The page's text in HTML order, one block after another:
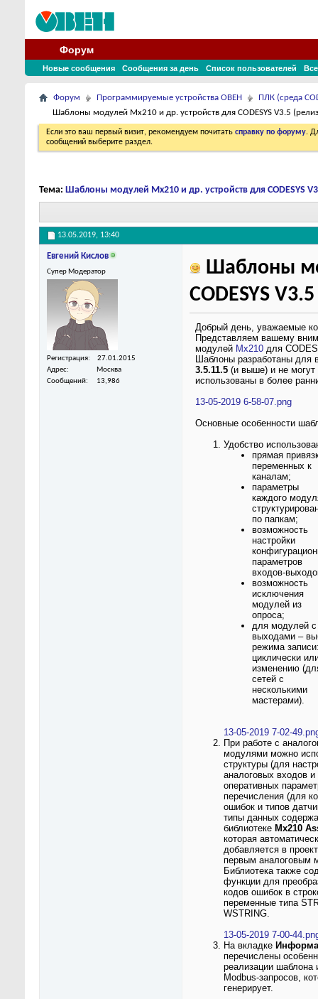
Форум
Новые сообщения Сообщения за день Список пользователей
Форум Программируемые устройства ОВЕН
ПЛК (среда
Шаблоны модулей Mx210 и др. устройств для CODESYS V3.5
Если это ваш первый визит, рекомендуем почитать справку по форуму.
сообщений выберите раздел.
Тема: Шаблоны модулей Mx210 и др. устройств для CODESYS
13.05.2019, 13:40
Евгений Кислов
Супер Модератор
Регистрация
27.01.2015
Адрес
Москва
Сообщений
13,986
Шаблоны
CODESYS
Добрый день, уважаемые
Представляем вашему
модулей Mx210для
Шаблоны разработаны для
3.5.11.5(и выше) и не могут
использованы в более
13-05-2019 6-58-07.png
Основные особенности
Удобство
прямая
переменных к
каналам;
параметры
каждого
по папкам;
возможность
настройки
параметров
входов-
возможность
исключения
модулей из
опроса;
для модулей с
выходами –
режима
циклически
изменению
сетей с
несколькими
мастерами).
13-05-2019 7-02-
При работе с
модулями можно
структуры (для
аналоговых входов и
оперативных
перечисления (для
ошибок и типов
типы данных
библиотеке Mx210
которая
добавляется в
первым аналоговым
Библиотека также
функции для
кодов ошибок в
переменные типа
WSTRING.
13-05-2019 7-00-
На вкладке
перечислены
реализации шаблона
Modbus-запросов,
генерирует.